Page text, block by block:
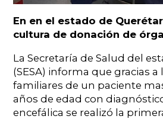
En en el estado de
cultura de donación de
La Secretaría de Salud del
(SESA) informa que gracias a
familiares de un paciente
años de edad con
encefálica se realizó la